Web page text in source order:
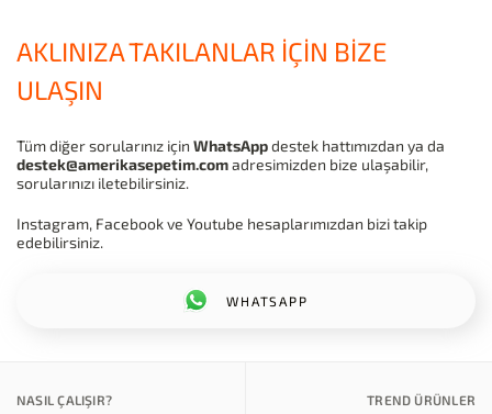
AKLINIZA TAKILANLAR İÇİN BİZE
ULAŞIN
WHATSAPP
Tüm diğer sorularınız için WhatsAppdestek hattımızdan ya da
destek@amerikasepetim.comadresimizden bize ulaşabilir,
sorularınızı iletebilirsiniz.
Instagram, Facebook ve Youtube hesaplarımızdan bizi takip
edebilirsiniz.
NASIL ÇALIŞIR? TREND ÜRÜNLER